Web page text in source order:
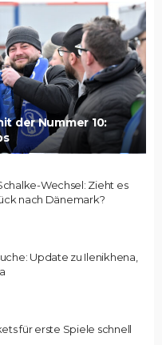
der Nummer 10:
Wechsel: Zieht es
nach Dänemark?
Update zu Ilenikhena,
für erste Spiele schnell